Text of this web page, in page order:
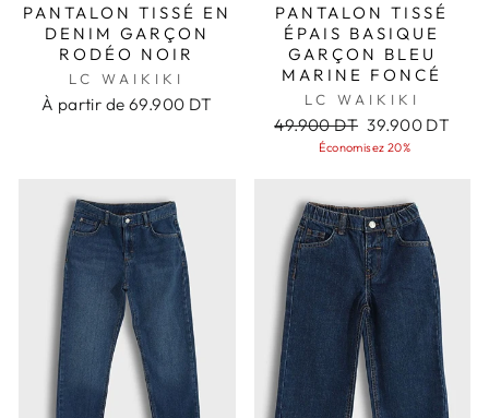
PANTALON TISSÉ EN
DENIM GARÇON
RODÉO NOIR
LC WAIKIKI
À partir de 69.900 DT
PANTALON TISSÉ
ÉPAIS BASIQUE
GARÇON BLEU
MARINE FONCÉ
LC WAIKIKI
Prix
régulier
49.900 DT Prix
réduit
39.900 DT
Économisez 20%